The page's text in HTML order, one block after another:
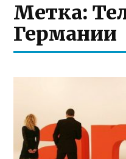
Метка:
Германии